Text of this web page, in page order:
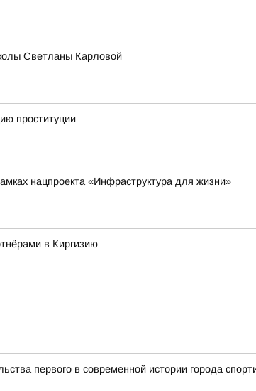
Светланы Карловой
проституции
нацпроекта «Инфраструктура для жизни»
в Киргизию
первого в современной истории города